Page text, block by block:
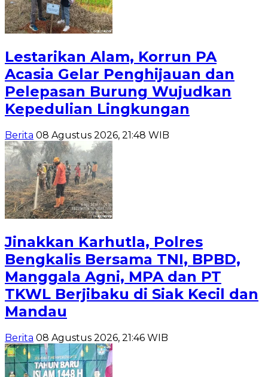
Lestarikan Alam, Korrun PA
Acasia Gelar Penghijauan dan
Pelepasan Burung Wujudkan
Kepedulian Lingkungan
Berita 08 Agustus 2026, 21:48 WIB
Jinakkan Karhutla, Polres
Bengkalis Bersama TNI, BPBD,
Manggala Agni, MPA dan PT
TKWL Berjibaku di Siak Kecil dan
Mandau
Berita 08 Agustus 2026, 21:46 WIB